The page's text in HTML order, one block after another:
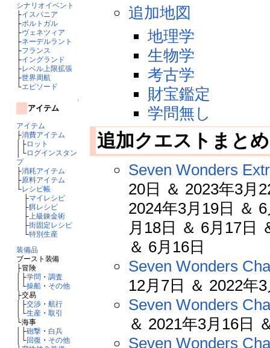
シナリオイベント
├イスパニア
├ポルトガル
├ヴェネツィア
├ネーデルラント
├フランス
├イングランド
├レベル上限拡張
├世界周航
└エピソード
↑
アイテム
アイテム
├消費アイテム
│├ロット
│└ログインスタン
プ
├消耗アイテム
├原料アイテム
└レシピ帳
├マイレシピ
├餌レシピ
├上級錬金術
├街固定レシピ
└特別生産
装備品
ブースト装備
├冒険
│├学問 ・ 調査
│└操船・ その他
├交易
│├交渉・ 航行
│└生産・ 取引
└海事
│├砲撃・ 白兵
│└回復 ・ その他
追加地図
地理学
生物学
考古学
財宝鑑定
学問無し
追加クエストまと
Seven Wonders
20日 ＆ 2023年3月
2024年3月19日 ＆
月18日 ＆ 6月17日
＆ 6月16日
Seven Wonders
12月7日 ＆ 2022年
Seven Wonders
＆ 2021年3月16日
Seven Wonders